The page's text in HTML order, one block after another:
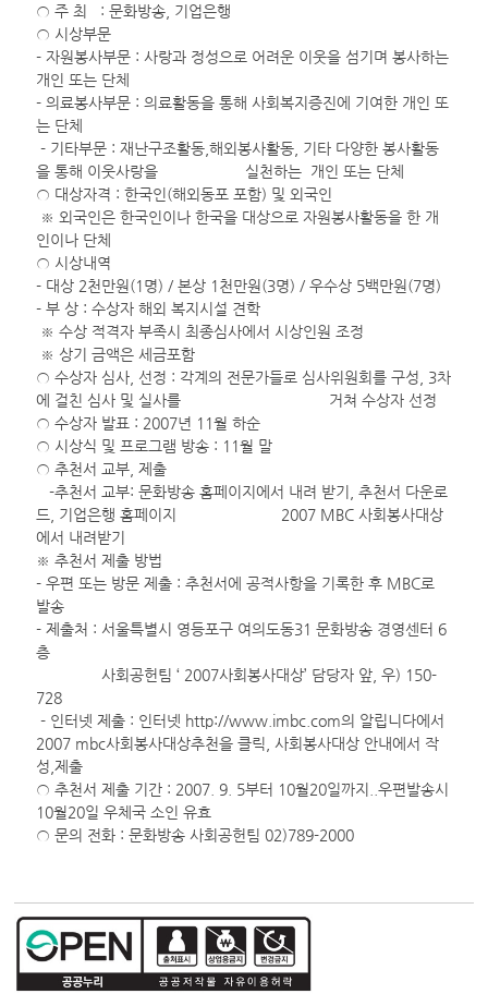
○ 주 최 : 문화방송, 기업은행
○ 시상부문
- 자원봉사부문 : 사랑과 정성으로 어려운 이웃을 섬기며 봉사하는
개인 또는 단체
- 의료봉사부문 : 의료활동을 통해 사회복지증진에 기여한 개인 또
는 단체
- 기타부문 : 재난구조활동,해외봉사활동, 기타 다양한 봉사활동
을 통해 이웃사랑을 실천하는 개인 또는 단체
○ 대상자격 : 한국인(해외동포 포함) 및 외국인
※ 외국인은 한국인이나 한국을 대상으로 자원봉사활동을 한 개
인이나 단체
○ 시상내역
- 대상 2천만원(1명) / 본상 1천만원(3명) / 우수상 5백만원(7명)
- 부 상 : 수상자 해외 복지시설 견학
※ 수상 적격자 부족시 최종심사에서 시상인원 조정
※ 상기 금액은 세금포함
○ 수상자 심사, 선정 : 각계의 전문가들로 심사위원회를 구성, 3차
에 걸친 심사 및 실사를 거쳐 수상자 선정
○ 수상자 발표 : 2007년 11월 하순
○ 시상식 및 프로그램 방송 : 11월 말
○ 추천서 교부, 제출
-추천서 교부: 문화방송 홈페이지에서 내려 받기, 추천서 다운로
드, 기업은행 홈페이지 2007 MBC 사회봉사대상
에서 내려받기
※ 추천서 제출 방법
- 우편 또는 방문 제출 : 추천서에 공적사항을 기록한 후 MBC로
발송
- 제출처 : 서울특별시 영등포구 여의도동31 문화방송 경영센터 6
층
사회공헌팀 ‘ 2007사회봉사대상’ 담당자 앞, 우) 150-
728
- 인터넷 제출 : 인터넷 http://www.imbc.com의 알립니다에서
2007 mbc사회봉사대상추천을 클릭, 사회봉사대상 안내에서 작
성,제출
○ 추천서 제출 기간 : 2007. 9. 5부터 10월20일까지..우편발송시
10월20일 우체국 소인 유효
○ 문의 전화 : 문화방송 사회공헌팀 02)789-2000